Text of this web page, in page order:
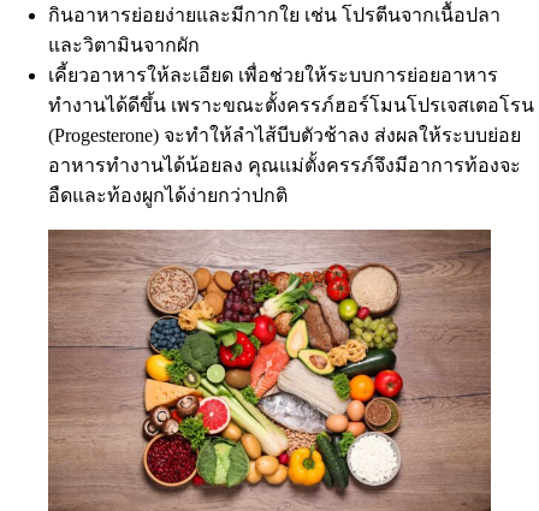
กินอาหารย่อยง่ายและมีกากใย เช่น โปรตีนจากเนื้อปลา
และวิตามินจากผัก
เคี้ยวอาหารให้ละเอียด เพื่อช่วยให้ระบบการย่อยอาหาร
ทำงานได้ดีขึ้น เพราะขณะตั้งครรภ์ฮอร์โมนโปรเจสเตอโรน
(Progesterone) จะทำให้ลำไส้บีบตัวช้าลง ส่งผลให้ระบบย่อย
อาหารทำงานได้น้อยลง คุณแม่ตั้งครรภ์จึงมีอาการท้องจะ
อืดและท้องผูกได้ง่ายกว่าปกติ